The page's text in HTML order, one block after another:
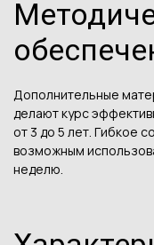
Дополнительные
делают курс
от 3 до 5 лет. Гибкое
возможным
неделю.